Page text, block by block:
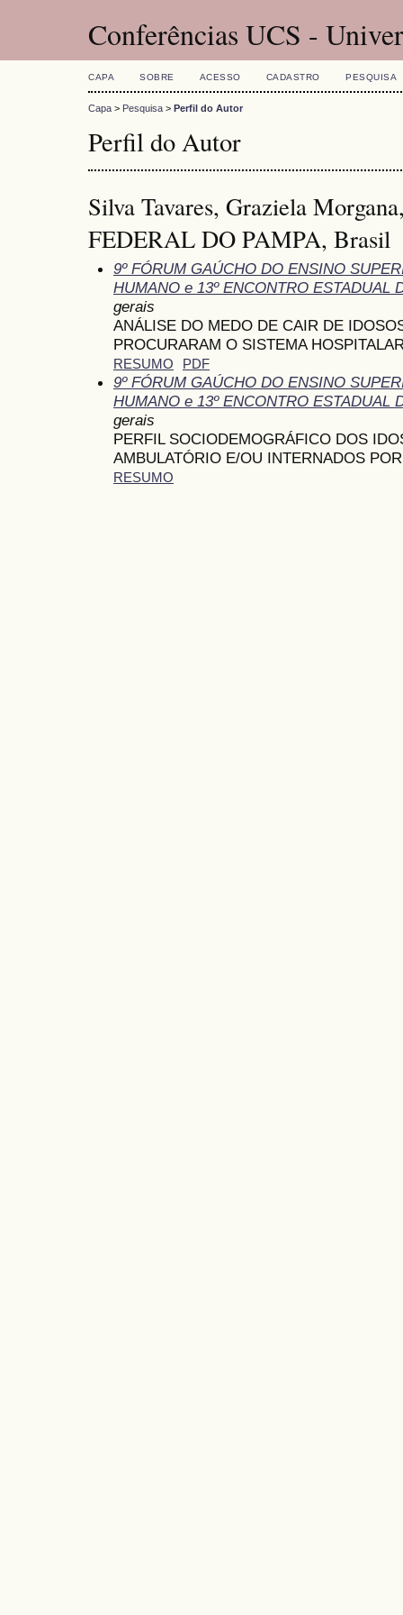
Conferências UCS -
CAPA SOBRE ACESSO CADASTRO PESQUISA
Capa > Pesquisa > Perfil do Autor
Perfil do Autor
Silva Tavares, Graziela
FEDERAL DO PAMPA, Brasil
9º FÓRUM GAÚCHO DO ENSINO
HUMANO e 13º ENCONTRO ESTADUAL
gerais
ANÁLISE DO MEDO DE CAIR DE
PROCURARAM O SISTEMA
RESUMO PDF
9º FÓRUM GAÚCHO DO ENSINO
HUMANO e 13º ENCONTRO ESTADUAL
gerais
PERFIL SOCIODEMOGRÁFICO DOS
AMBULATÓRIO E/OU INTERNADOS
RESUMO